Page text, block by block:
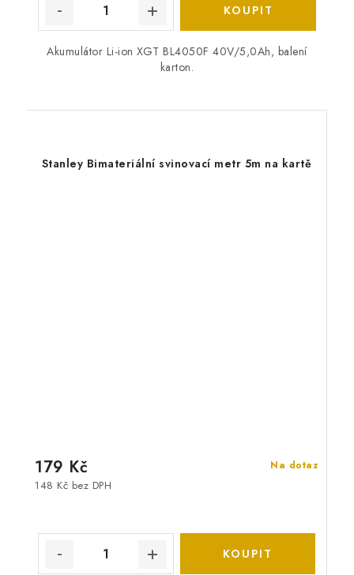
Akumulátor Li-ion XGT BL4050F 40V/5,0Ah, balení
karton.
Stanley Bimateriální svinovací metr 5m na kartě
Na dotaz
148 Kč bez DPH
179 Kč